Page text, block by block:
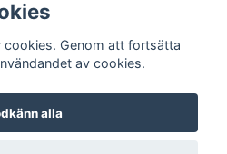
cookies. Genom att fortsätta
av cookies.
alla